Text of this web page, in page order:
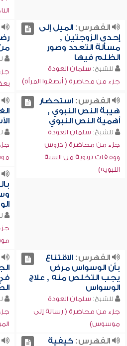
الفهرس:الميل إلى
إحدى الزوجتين ,
مسألة التعدد وصور
الظلم فيها
للشيخ: سلمان العودة
جزء من محاضرة ( أنصفوا المرأة)
الفهرس:استحضار
هيبة النص النبوي ,
أهمية النص النبوي
للشيخ: سلمان العودة
جزء من محاضرة ( دروس
ووقفات تربوية من السنة
النبوية)
الفهرس:الاقتناع
بأن الوسواس مرض
يجب التخلص منه , علاج
الوسواس
للشيخ: سلمان العودة
جزء من محاضرة ( رسالة إلى
موسوس)
الفهرس:كيفية